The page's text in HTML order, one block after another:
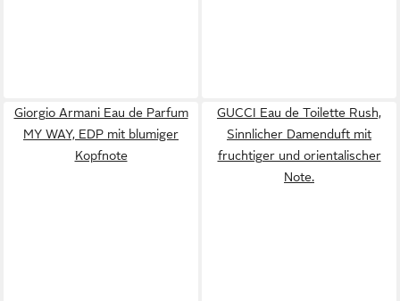
Giorgio Armani Eau de Parfum
MY WAY, EDP mit blumiger
Kopfnote
GUCCI Eau de Toilette Rush,
Sinnlicher Damenduft mit
fruchtiger und orientalischer
Note.